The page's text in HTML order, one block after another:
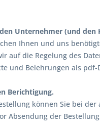
Unternehmer (und den
Ihnen und uns
auf die Regelung des
und Belehrungen als pdf-
Berichtigung.
können Sie bei
Absendung der